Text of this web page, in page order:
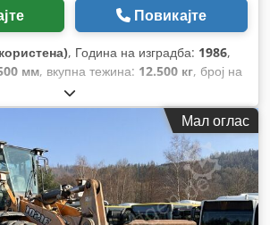
Повикајте
, Година на изградба: 1986,
мм, вкупна тежина: 12.500 кг, број на
Мал оглас